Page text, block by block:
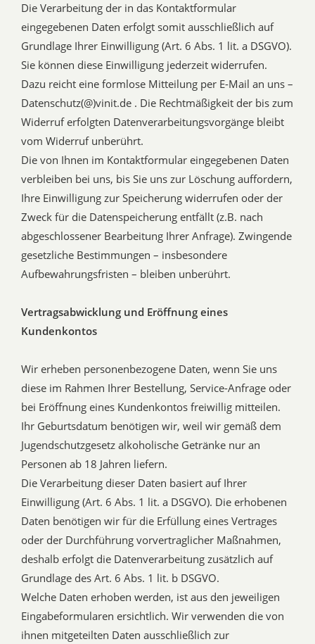
Die Verarbeitung der in das Kontaktformular
eingegebenen Daten erfolgt somit ausschließlich auf
Grundlage Ihrer Einwilligung (Art. 6 Abs. 1 lit. a DSGVO).
Sie können diese Einwilligung jederzeit widerrufen.
Dazu reicht eine formlose Mitteilung per E-Mail an uns –
Datenschutz(@)vinit.de . Die Rechtmäßigkeit der bis zum
Widerruf erfolgten Datenverarbeitungsvorgänge bleibt
vom Widerruf unberührt.
Die von Ihnen im Kontaktformular eingegebenen Daten
verbleiben bei uns, bis Sie uns zur Löschung auffordern,
Ihre Einwilligung zur Speicherung widerrufen oder der
Zweck für die Datenspeicherung entfällt (z.B. nach
abgeschlossener Bearbeitung Ihrer Anfrage). Zwingende
gesetzliche Bestimmungen – insbesondere
Aufbewahrungsfristen – bleiben unberührt.
Vertragsabwicklung und Eröffnung eines
Kundenkontos
Wir erheben personenbezogene Daten, wenn Sie uns
diese im Rahmen Ihrer Bestellung, Service-Anfrage oder
bei Eröffnung eines Kundenkontos freiwillig mitteilen.
Ihr Geburtsdatum benötigen wir, weil wir gemäß dem
Jugendschutzgesetz alkoholische Getränke nur an
Personen ab 18 Jahren liefern.
Die Verarbeitung dieser Daten basiert auf Ihrer
Einwilligung (Art. 6 Abs. 1 lit. a DSGVO). Die erhobenen
Daten benötigen wir für die Erfüllung eines Vertrages
oder der Durchführung vorvertraglicher Maßnahmen,
deshalb erfolgt die Datenverarbeitung zusätzlich auf
Grundlage des Art. 6 Abs. 1 lit. b DSGVO.
Welche Daten erhoben werden, ist aus den jeweiligen
Eingabeformularen ersichtlich. Wir verwenden die von
ihnen mitgeteilten Daten ausschließlich zur